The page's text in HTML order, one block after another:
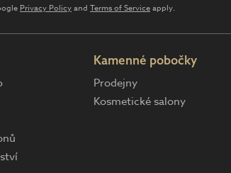
Privacy Policyand Terms of Serviceapply.
Kamenné pobočky
Prodejny
Kosmetické salony